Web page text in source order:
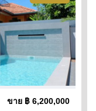
ขาย ฿ 6,200,000